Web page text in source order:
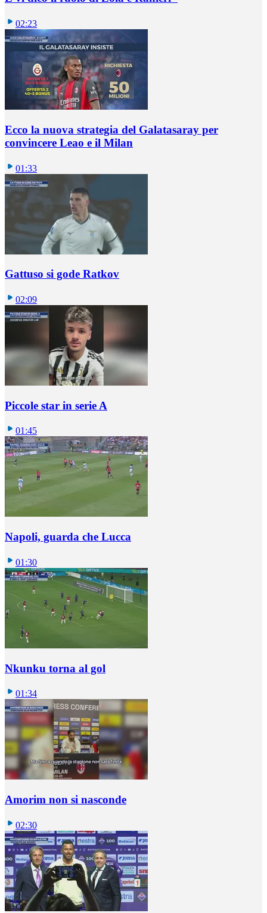
02:23
Ecco la nuova strategia del Galatasaray per
convincere Leao e il Milan
01:33
Gattuso si gode Ratkov
02:09
Piccole star in serie A
01:45
Napoli, guarda che Lucca
01:30
Nkunku torna al gol
01:34
Amorim non si nasconde
02:30